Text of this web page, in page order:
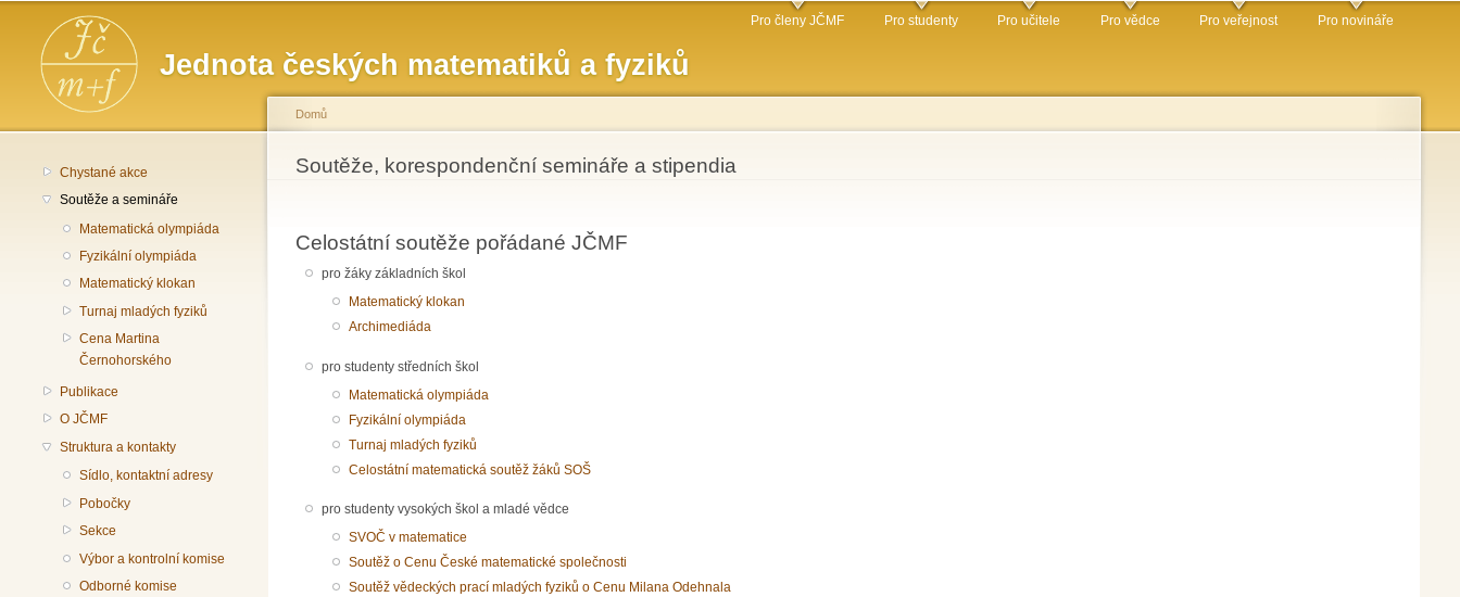
obsahu
Jednota českých matematiků a fyziků
Hlavní menu Pro členy JČMF Pro studenty Pro učitele Pro vědce Pro veřejnost Pro novináře
Chystané akce
Soutěže a semináře
Matematická olympiáda
Fyzikální olympiáda
Matematický klokan
Turnaj mladých fyziků
Cena Martina
Černohorského
Publikace
O JČMF
Struktura a kontakty
Sídlo, kontaktní adresy
Pobočky
Sekce
Výbor a kontrolní komise
Odborné komise
Jste zde
Domů
Soutěže, korespondenční semináře a stipendia
Celostátní soutěže pořádané JČMF
pro žáky základních škol
Matematický klokan
Archimediáda
pro studenty středních škol
Matematická olympiáda
Fyzikální olympiáda
Turnaj mladých fyziků
Celostátní matematická soutěž žáků SOŠ
pro studenty vysokých škol a mladé vědce
SVOČ v matematice
Soutěž o Cenu České matematické společnosti
Soutěž vědeckých prací mladých fyziků o Cenu Milana Odehnala